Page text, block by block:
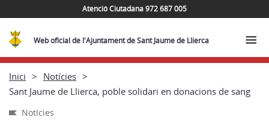
Atenció Ciutadana 972 687 005
Web oficial de l'Ajuntament de Sant Jaume de Llierca
Inici
Notícies
Sant Jaume de Llierca, poble solidari en donacions de sang
Notícies